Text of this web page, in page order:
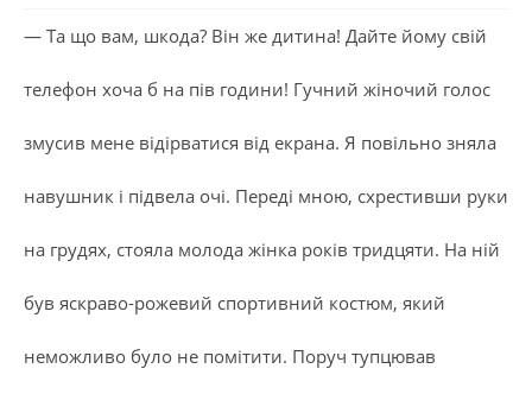
— Та що вам, шкода? Він же дитина! Дайте йому свій
телефон хоча б на пів години! Гучний жіночий голос
змусив мене відірватися від екрана. Я повільно зняла
навушник і підвела очі. Переді мною, схрестивши руки
на грудях, стояла молода жінка років тридцяти. На ній
був яскраво-рожевий спортивний костюм, який
неможливо було не помітити. Поруч тупцював